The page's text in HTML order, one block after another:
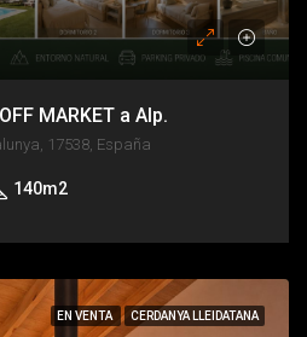
MARKET a Alp.
17538, España
140m2
EN VENTA CERDANYA LLEIDATANA